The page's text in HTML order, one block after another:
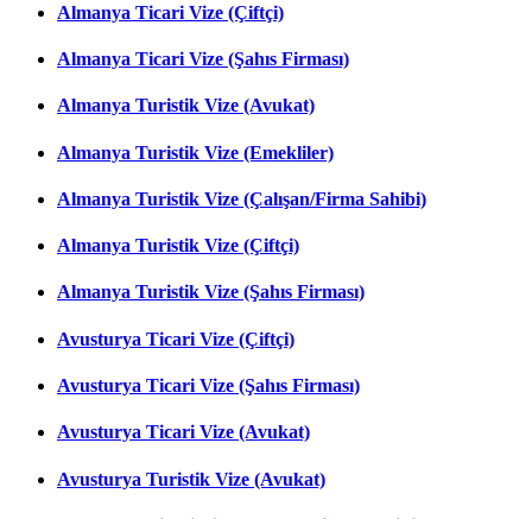
Almanya Ticari Vize (Çiftçi)
Almanya Ticari Vize (Şahıs Firması)
Almanya Turistik Vize (Avukat)
Almanya Turistik Vize (Emekliler)
Almanya Turistik Vize (Çalışan/Firma Sahibi)
Almanya Turistik Vize (Çiftçi)
Almanya Turistik Vize (Şahıs Firması)
Avusturya Ticari Vize (Çiftçi)
Avusturya Ticari Vize (Şahıs Firması)
Avusturya Ticari Vize (Avukat)
Avusturya Turistik Vize (Avukat)